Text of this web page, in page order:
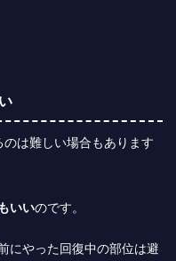
は難しい場合もあります
いいのです。
にやった回復中の部位は避